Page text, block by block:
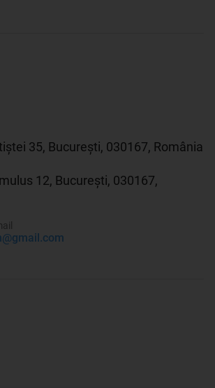
35, București, 030167, România
12, București, 030167,